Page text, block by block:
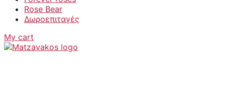
Rose Bear
Δωροεπιταγές
My cart